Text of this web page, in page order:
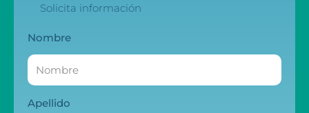
Solicita información
Nombre
Apellido